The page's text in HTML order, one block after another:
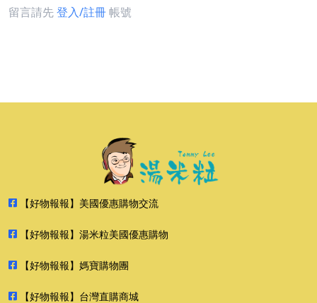
留言請先登入/註冊帳號
【好物報報】美國優惠購物交流
【好物報報】湯米粒美國優惠購物
【好物報報】媽寶購物團
【好物報報】台灣直購商城